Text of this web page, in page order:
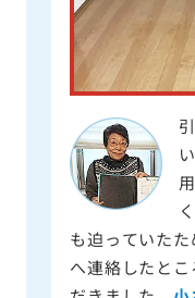
も迫っていた
へ連絡したと